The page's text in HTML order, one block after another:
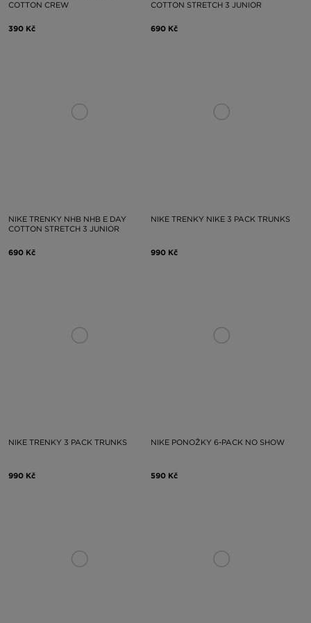
COTTON CREW
390 Kč
COTTON STRETCH 3 JUNIOR
690 Kč
NIKE TRENKY NHB NHB E DAY
COTTON STRETCH 3 JUNIOR
690 Kč
NIKE TRENKY NIKE 3 PACK TRUNKS
990 Kč
NIKE TRENKY 3 PACK TRUNKS
990 Kč
NIKE PONOŽKY 6-PACK NO SHOW
590 Kč